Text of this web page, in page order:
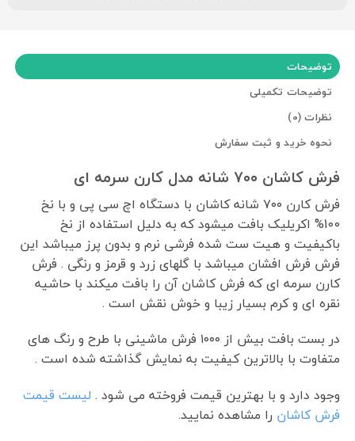
توضیحات
توضیحات تکمیلی
نظرات (0)
نحوه خرید و ثبت سفارش
فرش کاشان ۷۰۰ شانه مدل کارن سرمه ای
فرش کارن ۷۰۰ شانه کاشان با دستگاه اچ سی پی و با نخ
100% اکریلیک بافت میشود که به دلیل استفاده از نخ
باکیفیت و هیت ست شده فرشی نرم و بدون پرز میباشد این
فرش فرش افشان میباشد با گلهای زرد و قرمز و رنگی . فرش
کارن سرمه ای که فرش کاشان آن را بافت میکند با حاشیه
نقره ای و کرم بسیار زیبا و خوش نقش است .
در بست بافت بیش از ۱۰۰۰ فرش ماشینی با طرح و رنگ های
متفاوت با بالاترین کیفیت به نمایش گذاشته شده است .
وجود دارد و با بهترین قیمت فروخته می شود . لیست قیمت
فرش کاشان را مشاهده نمایید.